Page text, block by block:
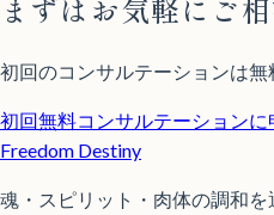
まずはお気軽にご
初回のコンサルテーションは無
初回無料コンサルテーションに
Freedom Destiny
魂・スピリット・肉体の調和を